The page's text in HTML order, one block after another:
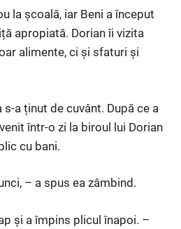
la școală, iar Beni a început
apropiată. Dorian îi vizita
alimente, ci și sfaturi și
a ținut de cuvânt. După ce a
într-o zi la biroul lui Dorian
cu bani.
– a spus ea zâmbind.
și a împins plicul înapoi. –